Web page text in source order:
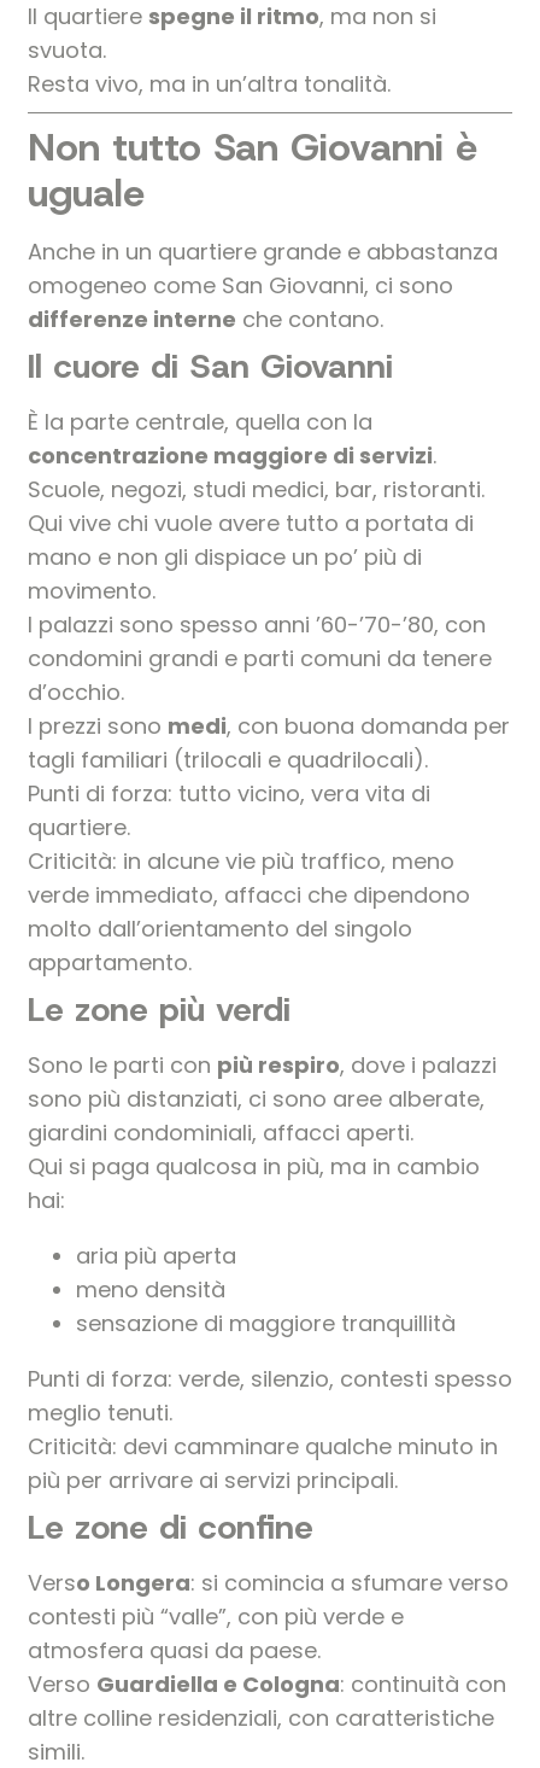
Il quartiere spegne il ritmo, ma non si
svuota.
Resta vivo, ma in un’altra tonalità.
Non tutto San Giovanni è
uguale
Anche in un quartiere grande e abbastanza
omogeneo come San Giovanni, ci sono
differenze interne che contano.
Il cuore di San Giovanni
È la parte centrale, quella con la
concentrazione maggiore di servizi.
Scuole, negozi, studi medici, bar, ristoranti.
Qui vive chi vuole avere tutto a portata di
mano e non gli dispiace un po’ più di
movimento.
I palazzi sono spesso anni ’60-’70-’80, con
condomini grandi e parti comuni da tenere
d’occhio.
I prezzi sono medi, con buona domanda per
tagli familiari (trilocali e quadrilocali).
Punti di forza: tutto vicino, vera vita di
quartiere.
Criticità: in alcune vie più traffico, meno
verde immediato, affacci che dipendono
molto dall’orientamento del singolo
appartamento.
Le zone più verdi
Sono le parti con più respiro, dove i palazzi
sono più distanziati, ci sono aree alberate,
giardini condominiali, affacci aperti.
Qui si paga qualcosa in più, ma in cambio
hai:
aria più aperta
meno densità
sensazione di maggiore tranquillità
Punti di forza: verde, silenzio, contesti spesso
meglio tenuti.
Criticità: devi camminare qualche minuto in
più per arrivare ai servizi principali.
Le zone di confine
Verso Longera: si comincia a sfumare verso
contesti più “valle”, con più verde e
atmosfera quasi da paese.
Verso Guardiella e Cologna: continuità con
altre colline residenziali, con caratteristiche
simili.